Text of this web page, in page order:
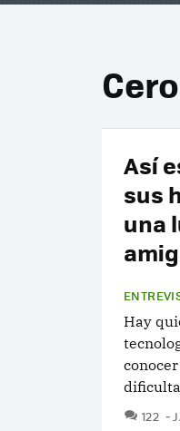
Así
sus
una
Hay
122